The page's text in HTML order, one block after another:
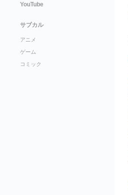
YouTube
サブカル
アニメ
ゲーム
コミック